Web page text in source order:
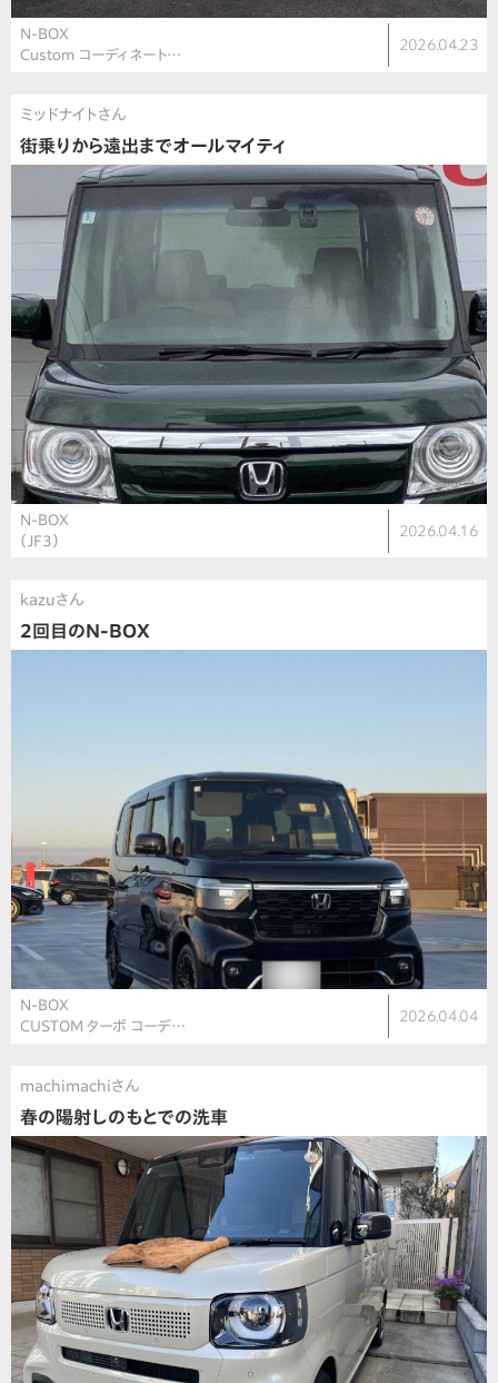
N-BOX
Custom コーディネート…
2026.04.23
ミッドナイトさん
街乗りから遠出までオールマイティ
N-BOX
（JF3）
2026.04.16
kazuさん
2回目のN-BOX
N-BOX
CUSTOM ターボ コーデ…
2026.04.04
machimachiさん
春の陽射しのもとでの洗車